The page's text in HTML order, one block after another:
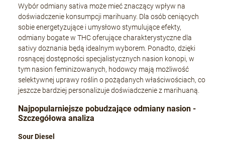
+Speed Auto
19,80 zł
DO KOSZYKA
Wybór odmiany sativa może mieć znaczący wpływ na
doświadczenie konsumpcji marihuany. Dla osób ceniących
sobie energetyzujące i umysłowo stymulujące efekty,
odmiany bogate w THC oferujące charakterystyczne dla
sativy doznania będą idealnym wyborem. Ponadto, dzięki
rosnącej dostępności specjalistycznych nasion konopi, w
tym nasion feminizowanych, hodowcy mają możliwość
selektywnej uprawy roślin o pożądanych właściwościach, co
jeszcze bardziej personalizuje doświadczenie z marihuaną.
Najpopularniejsze pobudzające odmiany nasion -
Szczegółowa analiza
Sour Diesel